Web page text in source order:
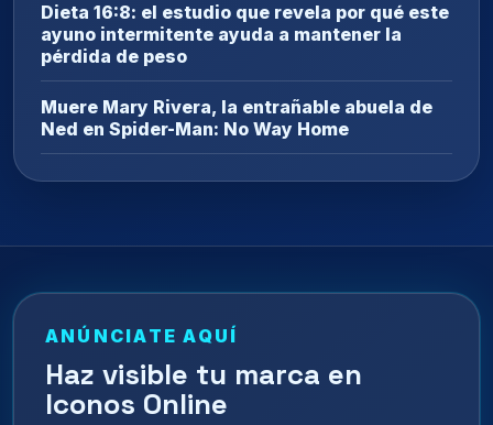
Dieta 16:8: el estudio que revela por qué este
ayuno intermitente ayuda a mantener la
pérdida de peso
Muere Mary Rivera, la entrañable abuela de
Ned en Spider-Man: No Way Home
ANÚNCIATE AQUÍ
Haz visible tu marca en
Iconos Online